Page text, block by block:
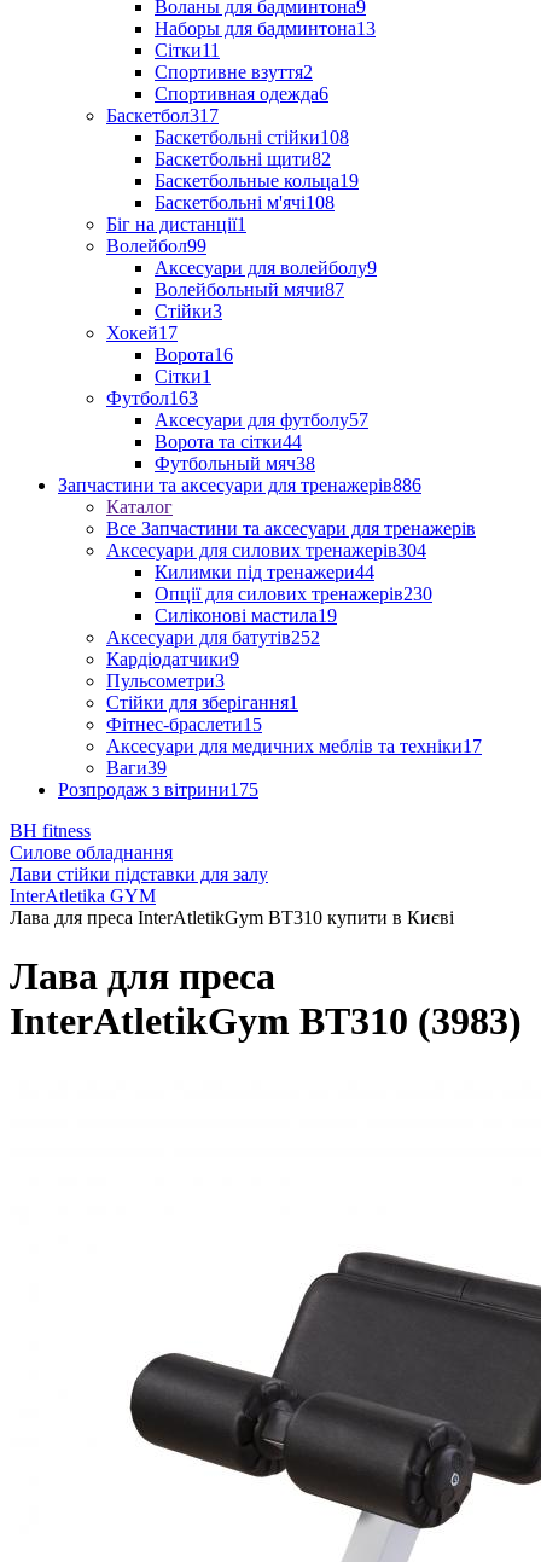
Воланы для бадминтона9
Наборы для бадминтона13
Сітки11
Спортивне взуття2
Спортивная одежда6
Баскетбол317
Баскетбольні стійки108
Баскетбольні щити82
Баскетбольные кольца19
Баскетбольні м'ячі108
Біг на дистанції1
Волейбол99
Аксесуари для волейболу9
Волейбольный мячи87
Стійки3
Хокей17
Ворота16
Сітки1
Футбол163
Аксесуари для футболу57
Ворота та сітки44
Футбольный мяч38
Запчастини та аксесуари для тренажерів886
Каталог
Все Запчастини та аксесуари для тренажерів
Аксесуари для силових тренажерів304
Килимки під тренажери44
Опції для силових тренажерів230
Силіконові мастила19
Аксесуари для батутів252
Кардіодатчики9
Пульсометри3
Стійки для зберігання1
Фітнес-браслети15
Аксесуари для медичних меблів та техніки17
Ваги39
Розпродаж з вітрини175
BH fitness
Силове обладнання
Лави стійки підставки для залу
InterAtletika GYM
Лава для преса InterAtletikGym BT310 купити в Києві
Лава для преса
InterAtletikGym BT310 (3983)